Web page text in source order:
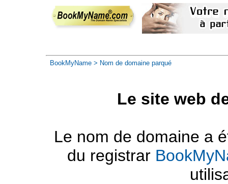
BookMyName > Nom de domaine parqué
Le site web
Le nom de domaine a
du registrar